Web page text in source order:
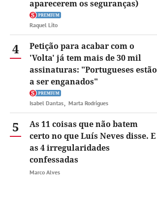
aparecerem os seguranças)
Raquel Lito
4
Petição para acabar com o
'Volta' já tem mais de 30 mil
assinaturas: "Portugueses estão
a ser enganados"
Isabel Dantas Marta Rodrigues
5
As 11 coisas que não batem
certo no que Luís Neves disse. E
as 4 irregularidades
confessadas
Marco Alves